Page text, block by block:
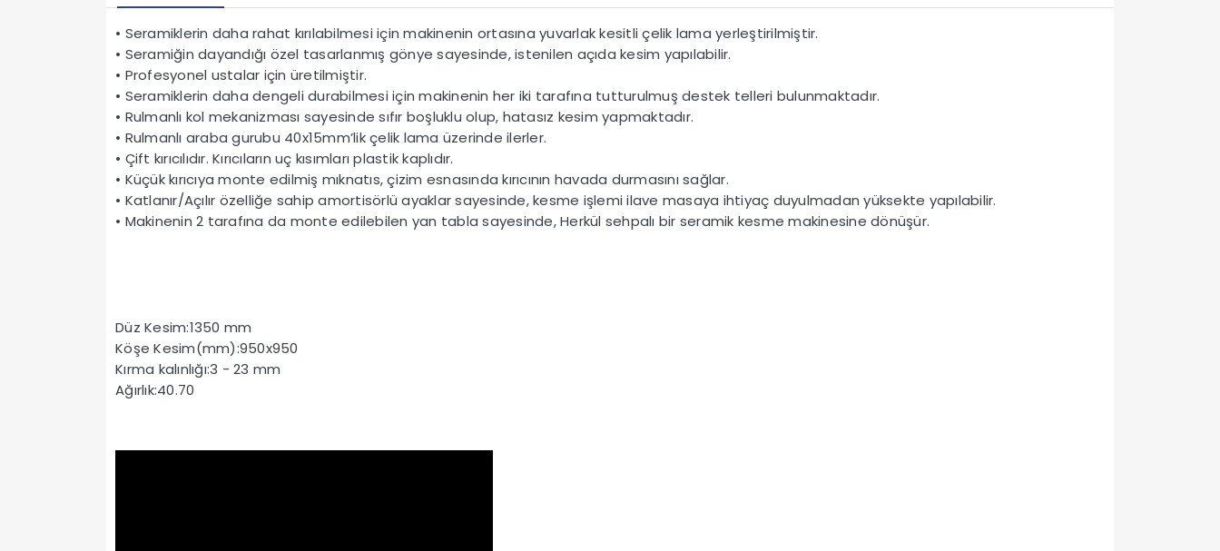
• Seramiklerin daha rahat kırılabilmesi için makinenin ortasına yuvarlak kesitli çelik lama yerleştirilmiştir.
• Seramiğin dayandığı özel tasarlanmış gönye sayesinde, istenilen açıda kesim yapılabilir.
• Profesyonel ustalar için üretilmiştir.
• Seramiklerin daha dengeli durabilmesi için makinenin her iki tarafına tutturulmuş destek telleri bulunmaktadır.
• Rulmanlı kol mekanizması sayesinde sıfır boşluklu olup, hatasız kesim yapmaktadır.
• Rulmanlı araba gurubu 40x15mm’lik çelik lama üzerinde ilerler.
• Çift kırıcılıdır. Kırıcıların uç kısımları plastik kaplıdır.
• Küçük kırıcıya monte edilmiş mıknatıs, çizim esnasında kırıcının havada durmasını sağlar.
• Katlanır/Açılır özelliğe sahip amortisörlü ayaklar sayesinde, kesme işlemi ilave masaya ihtiyaç duyulmadan yüksekte yapılabilir.
• Makinenin 2 tarafına da monte edilebilen yan tabla sayesinde, Herkül sehpalı bir seramik kesme makinesine dönüşür.
Düz Kesim:1350 mm
Köşe Kesim(mm):950x950
Kırma kalınlığı:3 - 23 mm
Ağırlık:40.70